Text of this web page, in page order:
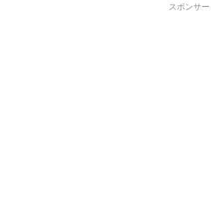
スポンサー